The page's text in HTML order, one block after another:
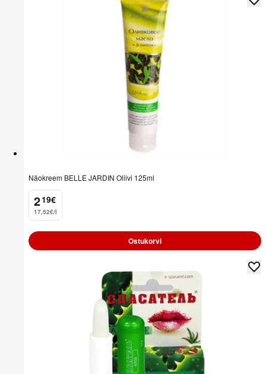
Näokreem BELLE JARDIN Oliivi 125ml
2
. 19€
17,52€/l
Ostukorvi